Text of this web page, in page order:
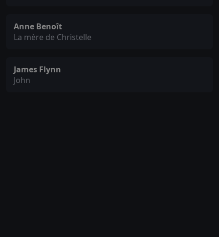
Anne Benoît
La mère de Christelle
James Flynn
John